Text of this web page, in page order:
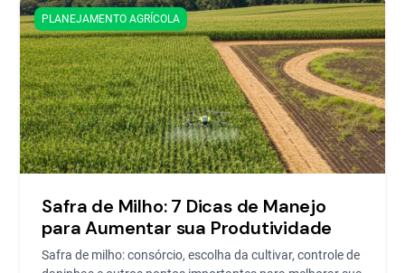
PLANEJAMENTO AGRÍCOLA
Safra de Milho: 7 Dicas de Manejo
para Aumentar sua Produtividade
Safra de milho: consórcio, escolha da cultivar, controle de